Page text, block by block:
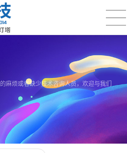
麻烦或者缺少技术咨询人员，欢迎与我们